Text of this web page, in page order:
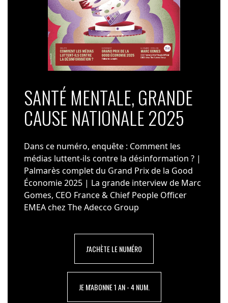
SANTÉ MENTALE, GRANDE
CAUSE NATIONALE 2025
Dans ce numéro, enquête : Comment les
médias luttent-ils contre la désinformation ? |
Palmarès complet du Grand Prix de la Good
Économie 2025 | La grande interview de Marc
Gomes, CEO France & Chief People Officer
EMEA chez The Adecco Group
J'ACHÈTE LE NUMÉRO
JE M'ABONNE 1 AN - 4 NUM.